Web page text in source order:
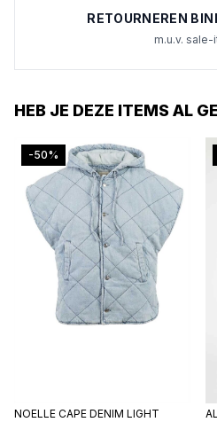
RETOURNEREN
m.u.v. sale-
HEB JE DEZE ITEMS AL
-50%
NOELLE CAPE DENIM LIGHT